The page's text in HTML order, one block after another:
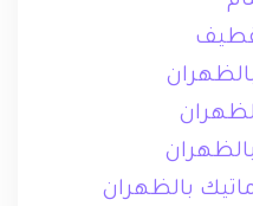
بالظهران